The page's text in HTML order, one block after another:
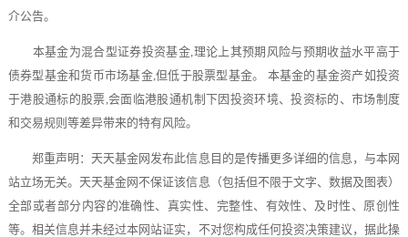
介公告。
本基金为混合型证券投资基金,理论上其预期风险与预期收益水平高于
债券型基金和货币市场基金,但低于股票型基金。 本基金的基金资产如投资
于港股通标的股票,会面临港股通机制下因投资环境、投资标的、市场制度
和交易规则等差异带来的特有风险。
郑重声明：天天基金网发布此信息目的是传播更多详细的信息，与本网
站立场无关。天天基金网不保证该信息（包括但不限于文字、数据及图表）
全部或者部分内容的准确性、真实性、完整性、有效性、及时性、原创性
等。相关信息并未经过本网站证实，不对您构成任何投资决策建议，据此操